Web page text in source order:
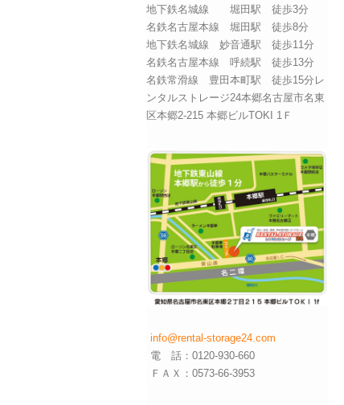
地下鉄名城線 堀田駅 徒歩3分
名鉄名古屋本線 堀田駅 徒歩8分
地下鉄名城線 妙音通駅 徒歩11分
名鉄名古屋本線 呼続駅 徒歩13分
名鉄常滑線 豊田本町駅 徒歩15分レ
ンタルストレージ24本郷名古屋市名東
区本郷2-215 本郷ビルTOKI 1Ｆ
info@rental-storage24.com
電 話：0120-930-660
ＦＡＸ：0573-66-3953